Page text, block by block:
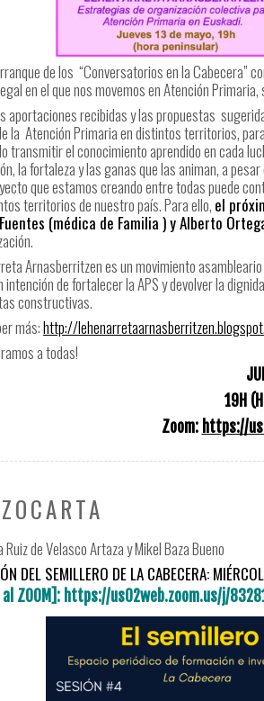
de los “Conversatorios en la Cabecera”
en el que nos movemos en Atención
aportaciones recibidas y las propuestas
la Atención Primaria en distintos territorios,
transmitir el conocimiento aprendido en cada
la fortaleza y las ganas que las animan, a
que estamos creando entre todas puede
territorios de nuestro país. Para ello, el
(médica de Familia ) y Alberto
Arnasberritzen es un movimiento
intención de fortalecer la APS y devolver la
constructivas.
más:http://
a todas!
19H
Zoom: https://
Ruiz de Velasco Artaza y Mikel Baza Bueno
DEL SEMILLERO DE LA CABECERA:
al ZOOM]: https://us02web.zoom.us/j/